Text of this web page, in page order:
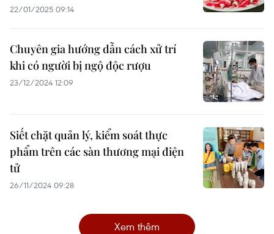
22/01/2025 09:14
Chuyên gia hướng dẫn cách xử trí
khi có người bị ngộ độc rượu
23/12/2024 12:09
Siết chặt quản lý, kiểm soát thực
phẩm trên các sàn thương mại điện
tử
26/11/2024 09:28
Xem thêm